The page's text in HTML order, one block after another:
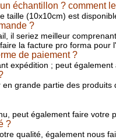
échantillon ? comment
taille (10x10cm) est
?
il seriez meilleur
la facture pro forma pour
de paiement ?
expédition ; peut
grande partie des
peut également faire votre
?
qualité, également nous